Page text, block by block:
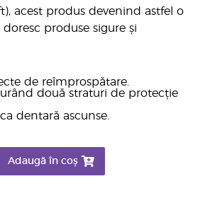
acest produs devenind astfel o
produse sigure și
de reîmprospătare.
două straturi de protecție
dentară ascunse.
Adaugă în coș